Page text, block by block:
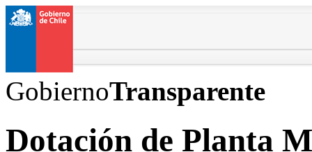
GobiernoTransparente
Dotación de Planta